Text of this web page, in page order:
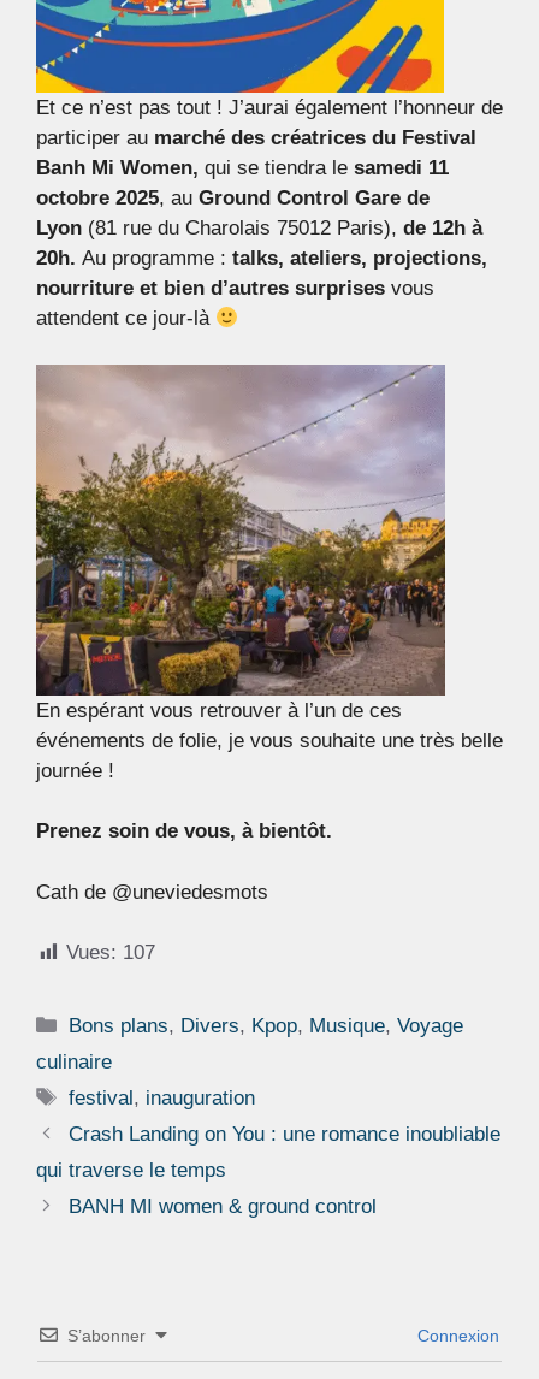
Et ce n’est pas tout ! J’aurai également l’honneur de
participer au marché des créatrices du Festival
Banh Mi Women, qui se tiendra le samedi 11
octobre 2025, au Ground Control Gare de
Lyon (81 rue du Charolais 75012 Paris), de 12h à
20h. Au programme : talks, ateliers, projections,
nourriture et bien d’autres surprises vous
attendent ce jour-là
En espérant vous retrouver à l’un de ces
événements de folie, je vous souhaite une très belle
journée !
Prenez soin de vous, à bientôt.
Cath de @uneviedesmots
Vues: 107
Catégories
Bons plans, Divers, Kpop, Musique,Voyage
culinaire
Étiquettes
festival, inauguration
Crash Landing on You : une romance inoubliable
qui traverse le temps
BANH MI women & ground control
S’abonner Connexion